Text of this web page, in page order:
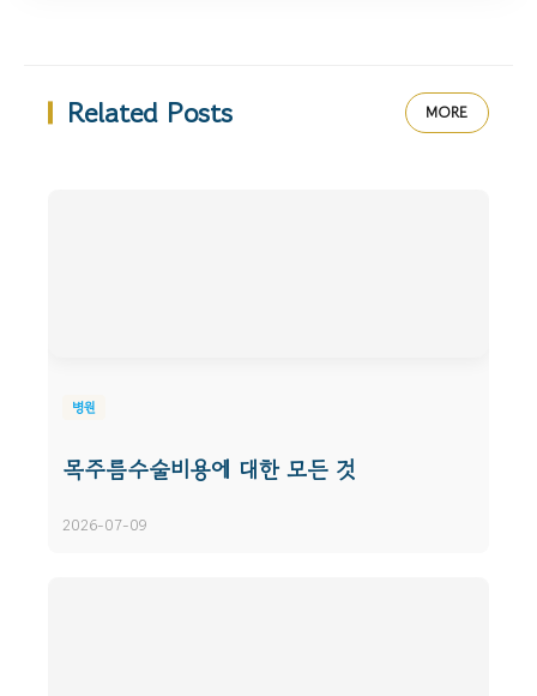
Related Posts MORE
병원
목주름수술비용에 대한 모든 것
2026-07-09